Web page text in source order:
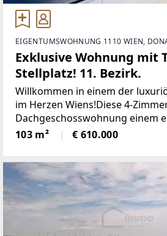
EIGENTUMSWOHNUNG 1110 WIEN,
Exklusive Wohnung mit
Stellplatz! 11. Bezirk.
Willkommen in einem der
im Herzen Wiens!Diese 4-
Dachgeschosswohnung einem
im Herzen des 11.Die
einer Fläche von 105 m2
103 m² € 610.000